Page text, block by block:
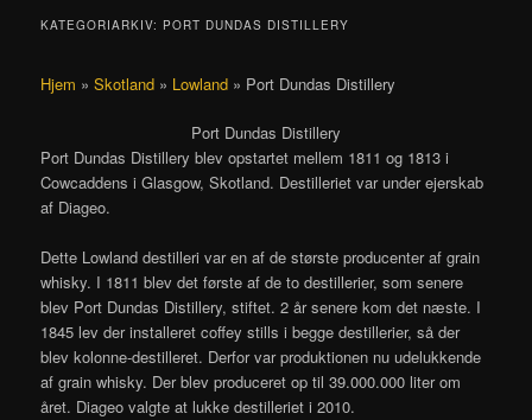
KATEGORIARKIV: PORT DUNDAS DISTILLERY
Hjem »Skotland » Lowland » Port Dundas Distillery
Port Dundas Distillery
Port Dundas Distillery blev opstartet mellem 1811 og 1813 i
Cowcaddens i Glasgow, Skotland. Destilleriet var under ejerskab
af Diageo.
Dette Lowland destilleri var en af de største producenter af grain
whisky. I 1811 blev det første af de to destillerier, som senere
blev Port Dundas Distillery, stiftet. 2 år senere kom det næste. I
1845 lev der installeret coffey stills i begge destillerier, så der
blev kolonne-destilleret. Derfor var produktionen nu udelukkende
af grain whisky. Der blev produceret op til 39.000.000 liter om
året. Diageo valgte at lukke destilleriet i 2010.